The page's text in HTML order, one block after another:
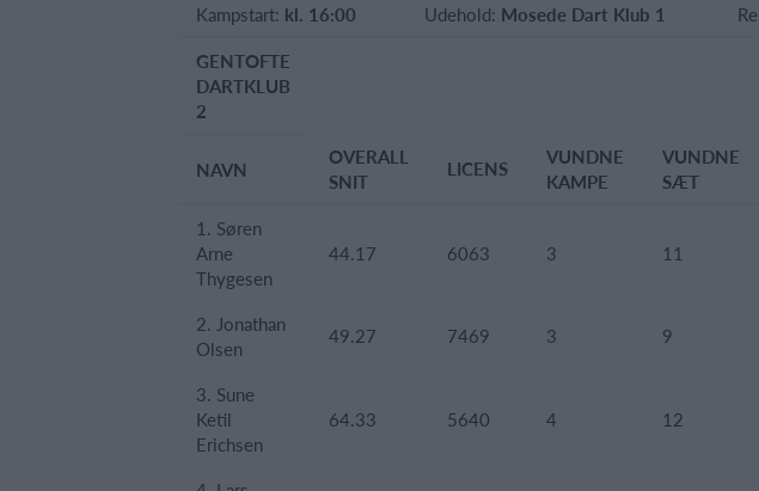
Kampstart: kl. 16:00 Udehold: Mosede Dart Klub 1
GENTOFTE
DARTKLUB
2
NAVN
OVERALL
SNIT
LICENS
VUNDNE
KAMPE
VUNDNE
SÆT
1. Søren
Arne
Thygesen
44.17 6063 3 11
2. Jonathan
Olsen
49.27 7469 3 9
3. Sune
Ketil
Erichsen
64.33 5640 4 12